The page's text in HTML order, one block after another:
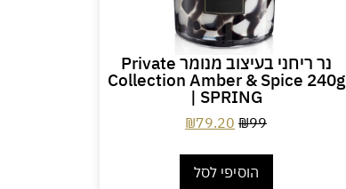
נר ריחני בעיצוב מנומר Private
Collection Amber & Spice 240g
| SPRING
₪99
₪79.20
הוסיפי לסל